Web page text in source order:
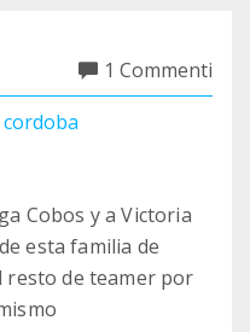
1 Commenti
Cobos y a Victoria
esta familia de
resto de teamer por